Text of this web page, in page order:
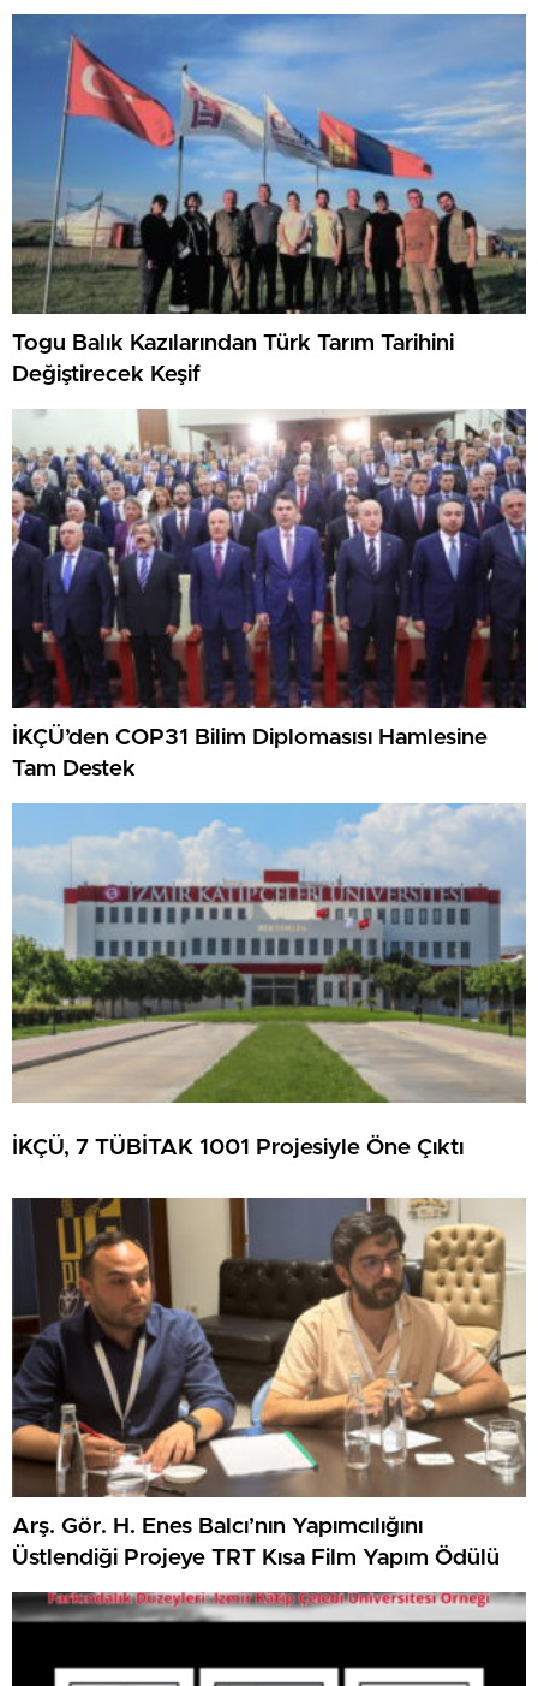
Togu Balık Kazılarından Türk Tarım Tarihini
Değiştirecek Keşif
İKÇÜ’den COP31 Bilim Diplomasısı Hamlesine
Tam Destek
İKÇÜ, 7 TÜBİTAK 1001 Projesiyle Öne Çıktı
Arş. Gör. H. Enes Balcı’nın Yapımcılığını
Üstlendiği Projeye TRT Kısa Film Yapım Ödülü